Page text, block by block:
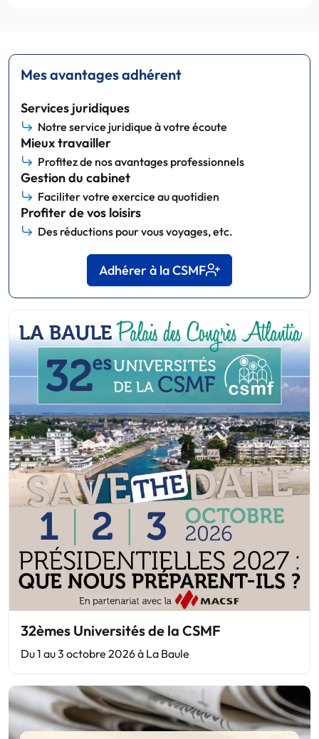
Mes avantages adhérent
Services juridiques
Notre service juridique à votre écoute
Mieux travailler
Profitez de nos avantages professionnels
Gestion du cabinet
Faciliter votre exercice au quotidien
Profiter de vos loisirs
Des réductions pour vous voyages, etc.
Adhérer à la CSMF
32èmes Universités de la CSMF
Du 1 au 3 octobre 2026 à La Baule